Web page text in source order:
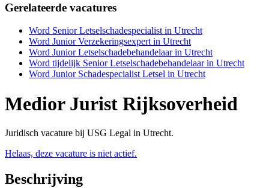
Gerelateerde vacatures
Word Senior Letselschadespecialist in Utrecht
Word Junior Verzekeringsexpert in Utrecht
Word Junior Letselschadebehandelaar in Utrecht
Word tijdelijk Senior Letselschadebehandelaar in Utrecht
Word Junior Schadespecialist Letsel in Utrecht
Medior Jurist Rijksoverheid
Juridisch vacature bij USG Legal in Utrecht.
Helaas, deze vacature is niet actief.
Beschrijving